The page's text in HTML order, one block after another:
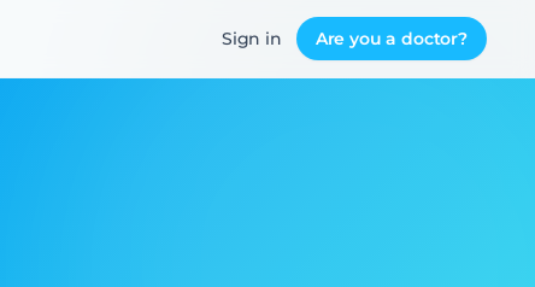
Sign in Are you a doctor?